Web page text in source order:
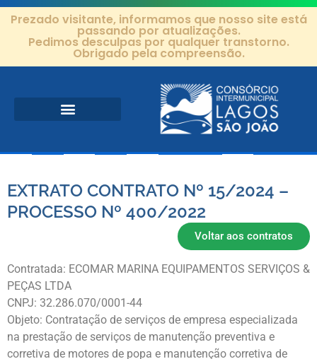
Prezado visitante, informamos que nosso site está
passando por atualizações.
Pedimos desculpas por qualquer transtorno.
Obrigado pela compreensão.
EXTRATO CONTRATO Nº 15/2024 –
PROCESSO Nº 400/2022
Voltar aos contratos
Contratada: ECOMAR MARINA EQUIPAMENTOS SERVIÇOS &
PEÇAS LTDA
CNPJ: 32.286.070/0001-44
Objeto: Contratação de serviços de empresa especializada
na prestação de serviços de manutenção preventiva e
corretiva de motores de popa e manutenção corretiva de